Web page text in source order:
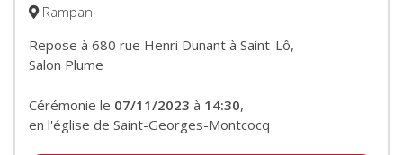
Rampan
Repose à 680 rue Henri Dunant à Saint-Lô,
Salon Plume
Cérémonie le 07/11/2023 à 14:30,
en l'église de Saint-Georges-Montcocq